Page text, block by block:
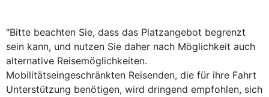
"Bitte beachten Sie, dass das Platzangebot begrenzt
sein kann, und nutzen Sie daher nach Möglichkeit auch
alternative Reisemöglichkeiten.
Mobilitätseingeschränkten Reisenden, die für ihre Fahrt
Unterstützung benötigen, wird dringend empfohlen, sich